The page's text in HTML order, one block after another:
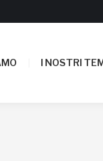
I NOSTRI